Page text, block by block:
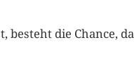
die Chance,